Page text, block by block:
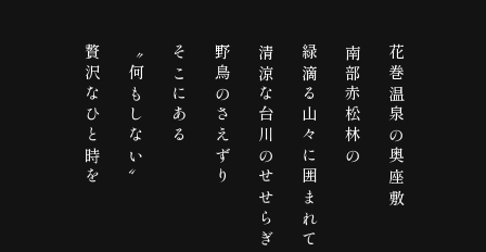
花巻温泉の奥座敷
南部赤松林の
緑滴る山々に囲まれて
清涼な台川のせせらぎ
野鳥のさえずり
そこにある
〝何もしない〟
贅沢なひと時を